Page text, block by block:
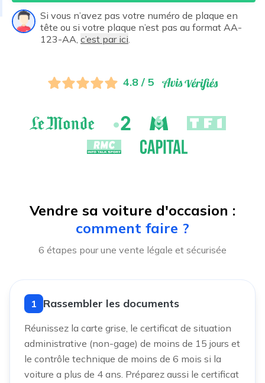
Si vous n’avez pas votre numéro de plaque en
tête ou si votre plaque n’est pas au format AA-
123-AA, c’est par ici
4.8 / 5
Vendre sa voiture d'occasion :
comment faire ?
6 étapes pour une vente légale et sécurisée
1 Rassembler les documents
Réunissez la carte grise, le certificat de situation
administrative (non-gage) de moins de 15 jours et
le contrôle technique de moins de 6 mois si la
voiture a plus de 4 ans. Préparez aussi le certificat